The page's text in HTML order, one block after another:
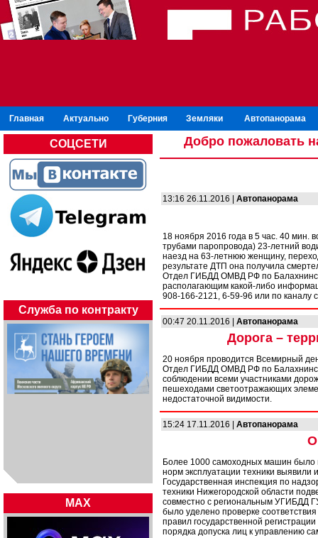
Главная Актуально Губерния Земляки Автопанорама
СОЦСЕТИ
Служба по контракту
MAX
Добро пожаловать
13:16 26.11.2016 | Автопанорама
18 ноября 2016 года в 5 час. 40 мин.
трубами паропровода) 23-летний
наезд на 63-летнюю женщину,
результате ДТП она получила
Отдел ГИБДД ОМВД РФ по
располагающим какой-либо
908-166-2121, 6-59-96 или по каналу
00:47 20.11.2016 | Автопанорама
Дорога –
20 ноября проводится Всемирный
Отдел ГИБДД ОМВД РФ по
соблюдении всеми участниками
пешеходами светоотражающих
недостаточной видимости.
15:24 17.11.2016 | Автопанорама
Более 1000 самоходных машин было
норм эксплуатации техники выявили
Государственная инспекция по
техники Нижегородской области
совместно с региональным УГИБДД
было уделено проверке
правил государственной
порядка допуска лиц к управлению